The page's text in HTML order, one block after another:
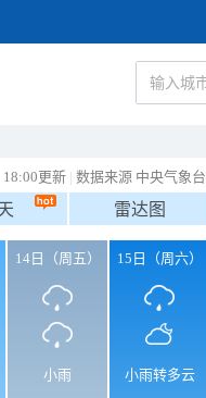
18:00更新 | 数据来源 中央气象台
雷达图
14日（周五）
小雨
15日（周六）
小雨转多云